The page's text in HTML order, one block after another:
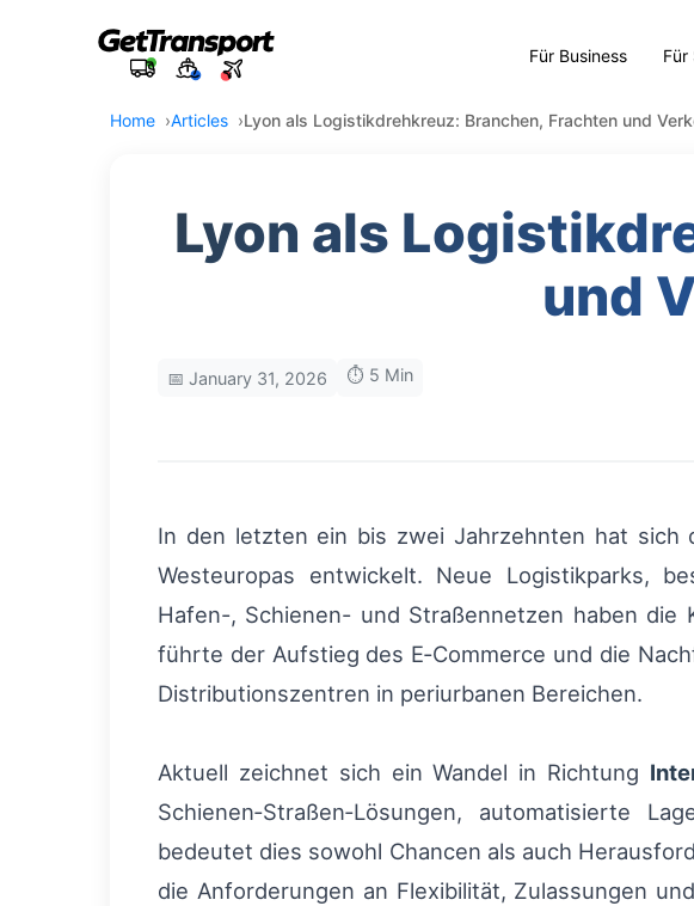
Für Business Für
Home Articles Lyon als Logistikdrehkreuz: Branchen, Frachten und
Lyon als
und
📅 January 31, 2026 ⏱️ 5 Min
In den letzten ein bis zwei Jahrzehnten hat sich
Westeuropas entwickelt. Neue Logistikparks,
Hafen-, Schienen- und Straßennetzen haben
führte der Aufstieg des E‑Commerce und die
Distributionszentren in periurbanen Bereichen.
Aktuell zeichnet sich ein Wandel in Richtung
Schienen‑Straßen‑Lösungen, automatisierte
bedeutet dies sowohl Chancen als auch
die Anforderungen an Flexibilität, Zulassungen